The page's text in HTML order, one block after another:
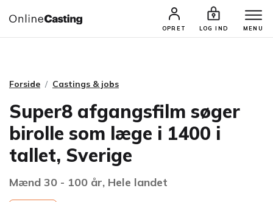
OPRET LOG IND MENU
CASTINGS & JOBS SØG PROFIL
Forside Castings & jobs
Super8 afgangsfilm søger
birolle som læge i 1400 i
tallet, Sverige
Mænd 30 - 100 år, Hele landet